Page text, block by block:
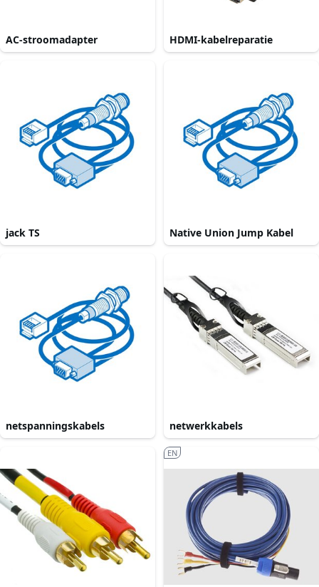
AC-stroomadapter HDMI-kabelreparatie
jack TS Native Union Jump Kabel
netspanningskabels netwerkkabels
EN